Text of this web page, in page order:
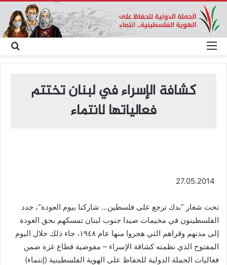
عن
القائمة
كشافة الإسراء في لبنان تختتم
فعالياتها لانتماء
تحت شعار “بدك ترجع على فلسطين… شاركنا بيوم العودة”، جدد
الفلسطينون في مخيمات صيدا جنوب لبنان تمسكهم بحق العودة
إلى مدنهم وقراهم التي هجروا منها عام ١٩٤٨، جاء ذلك خلال اليوم
المفتوح الذي نظمته كشافة الإسراء – مفوضية قطاع غزة ضمن
فعاليات الحملة الدولية للحفاظ على الهوية الفلسطينية (إنتماء)